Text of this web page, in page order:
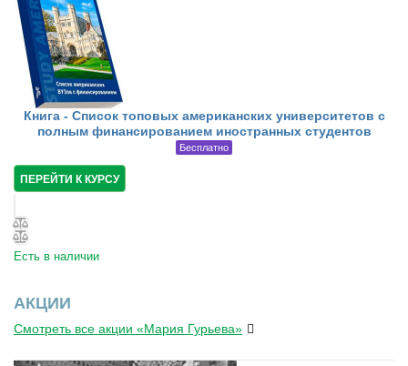
Книга - Список топовых американских университетов с
полным финансированием иностранных студентов
Бесплатно
ПЕРЕЙТИ К КУРСУ
Есть в наличии
АКЦИИ
Смотреть все акции «Мария Гурьева»